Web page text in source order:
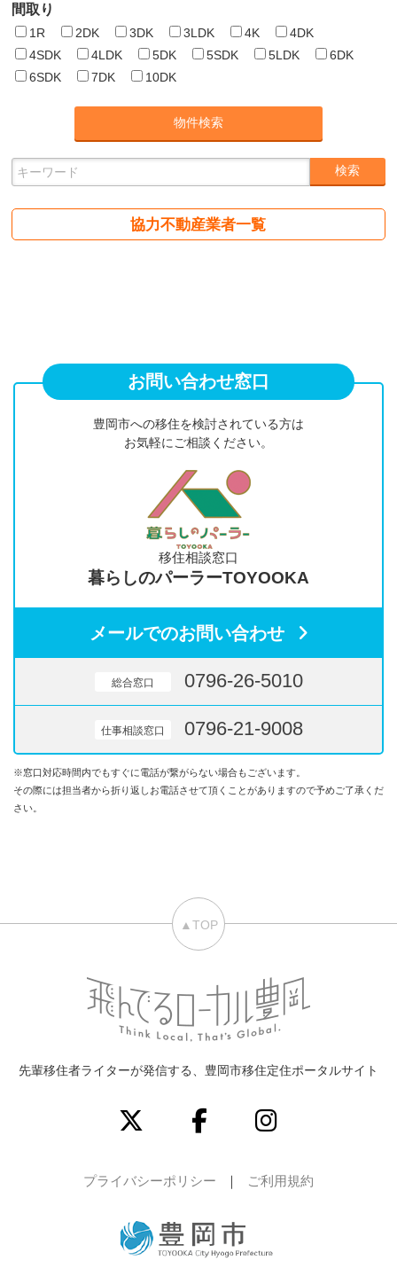
間取り
1R 2DK 3DK 3LDK 4K
4DK
4SDK
4LDK 5DK 5SDK 5LDK
6DK
6SDK
7DK 10DK
協力不動産業者一覧
お問い合わせ窓口
豊岡市への移住を検討されている方は
お気軽にご相談ください。
移住相談窓口
暮らしのパーラーTOYOOKA
メールでのお問い合わせ
総合窓口 0796-26-5010
仕事相談窓口 0796-21-9008
※窓口対応時間内でもすぐに電話が繋がらない場合もございます。
その際には担当者から折り返しお電話させて頂くことがありますので予めご了承くだ
さい。
先輩移住者ライターが発信する、豊岡市移住定住ポータルサイト
プライバシーポリシー ご利用規約
▲TOP